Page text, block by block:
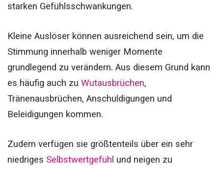
starken Gefühlsschwankungen.
Kleine Auslöser können ausreichend sein, um die
Stimmung innerhalb weniger Momente
grundlegend zu verändern. Aus diesem Grund kann
es häufig auch zu Wutausbrüchen,
Tränenausbrüchen, Anschuldigungen und
Beleidigungen kommen.
Zudem verfügen sie größtenteils über ein sehr
niedriges Selbstwertgefühl und neigen zu